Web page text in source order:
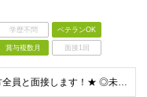
学歴不問 ベテランOK
賞与複数月 面接1回
♪応募資格を満たす方全員と面接します！★ ◎未経験＆ブランクOK ◎高校卒業程度の学力を有すること ◎性別不問